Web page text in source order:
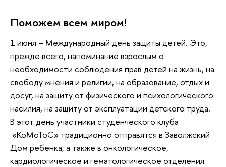
Поможем всем миром!
1 июня – Международный день защиты детей. Это,
прежде всего, напоминание взрослым о
необходимости соблюдения прав детей на жизнь, на
свободу мнения и религии, на образование, отдых и
досуг, на защиту от физического и психологического
насилия, на защиту от эксплуатации детского труда.
В этот день участники студенческого клуба
«КоМоТоС» традиционно отправятся в Заволжский
Дом ребенка, а также в онкологическое,
кардиологическое и гематологическое отделения